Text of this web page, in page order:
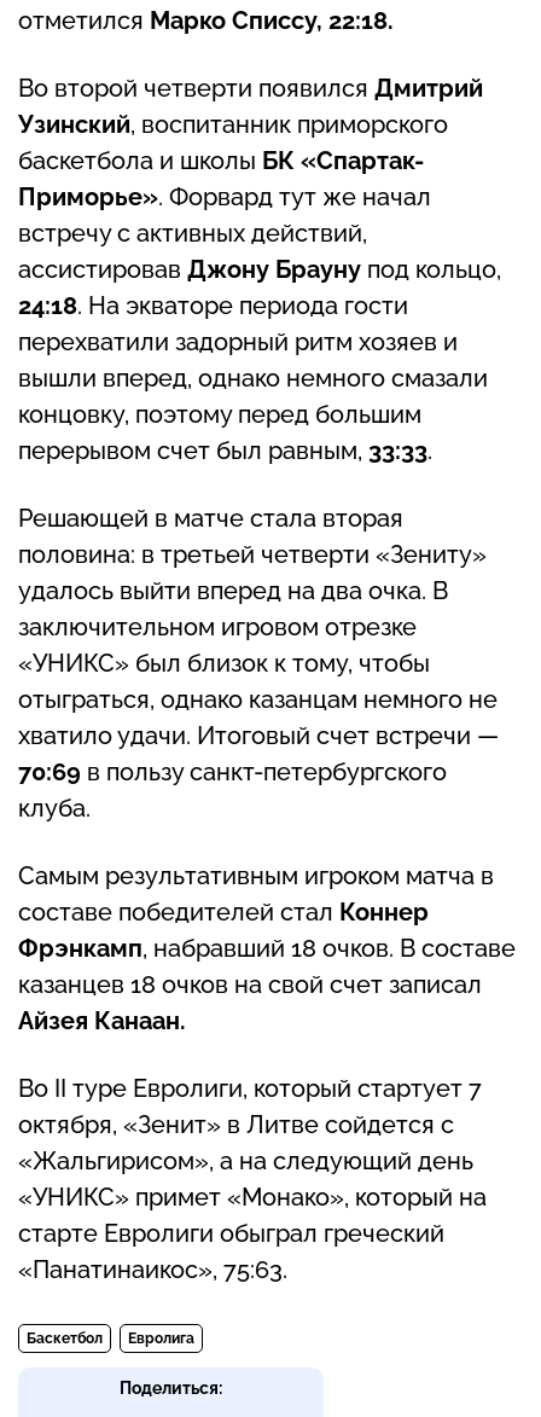
отметился Марко Списсу, 22:18.
Во второй четверти появился Дмитрий
Узинский, воспитанник приморского
баскетбола и школы БК «Спартак-
Приморье». Форвард тут же начал
встречу с активных действий,
ассистировав Джону Брауну под кольцо,
24:18. На экваторе периода гости
перехватили задорный ритм хозяев и
вышли вперед, однако немного смазали
концовку, поэтому перед большим
перерывом счет был равным, 33:33.
Решающей в матче стала вторая
половина: в третьей четверти «Зениту»
удалось выйти вперед на два очка. В
заключительном игровом отрезке
«УНИКС» был близок к тому, чтобы
отыграться, однако казанцам немного не
хватило удачи. Итоговый счет встречи —
70:69 в пользу санкт-петербургского
клуба.
Самым результативным игроком матча в
составе победителей стал Коннер
Фрэнкамп, набравший 18 очков. В составе
казанцев 18 очков на свой счет записал
Айзея Канаан.
Во II туре Евролиги, который стартует 7
октября, «Зенит» в Литве сойдется с
«Жальгирисом», а на следующий день
«УНИКС» примет «Монако», который на
старте Евролиги обыграл греческий
«Панатинаикос», 75:63.
Баскетбол Евролига
Поделиться: